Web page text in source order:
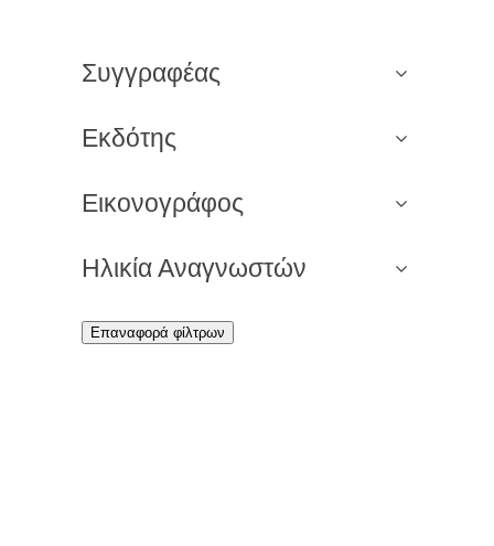
Συγγραφέας
Εκδότης
Εικονογράφος
Ηλικία Αναγνωστών
Επαναφορά φίλτρων